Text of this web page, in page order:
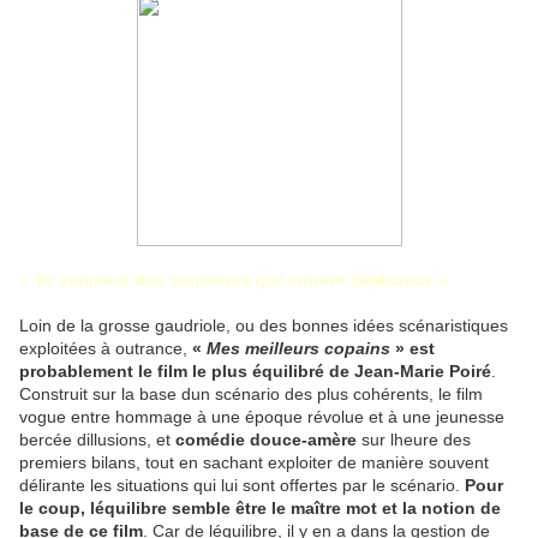
« Ya vraiment des souvenirs qui ruinent lambiance »
Loin de la grosse gaudriole, ou des bonnes idées scénaristiques
exploitées à outrance, « Mes meilleurs copains » est
probablement le film le plus équilibré de Jean-Marie Poiré
Construit sur la base dun scénario des plus cohérents, le film
vogue entre hommage à une époque révolue et à une jeunesse
bercée dillusions, et comédie douce-amère sur lheure des
premiers bilans, tout en sachant exploiter de manière souvent
délirante les situations qui lui sont offertes par le scénario. Pour
le coup, léquilibre semble être le maître mot et la notion de
base de ce film . Car de léquilibre, il y en a dans la gestion de